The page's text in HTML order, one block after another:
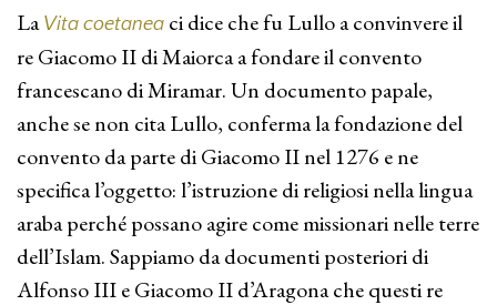
La Vita coetanea ci dice che fu Lullo a convinvere il
re Giacomo II di Maiorca a fondare il convento
francescano di Miramar. Un documento papale,
anche se non cita Lullo, conferma la fondazione del
convento da parte di Giacomo II nel 1276 e ne
specifica l’oggetto: l’istruzione di religiosi nella lingua
araba perché possano agire come missionari nelle terre
dell’Islam. Sappiamo da documenti posteriori di
Alfonso III e Giacomo II d’Aragona che questi re